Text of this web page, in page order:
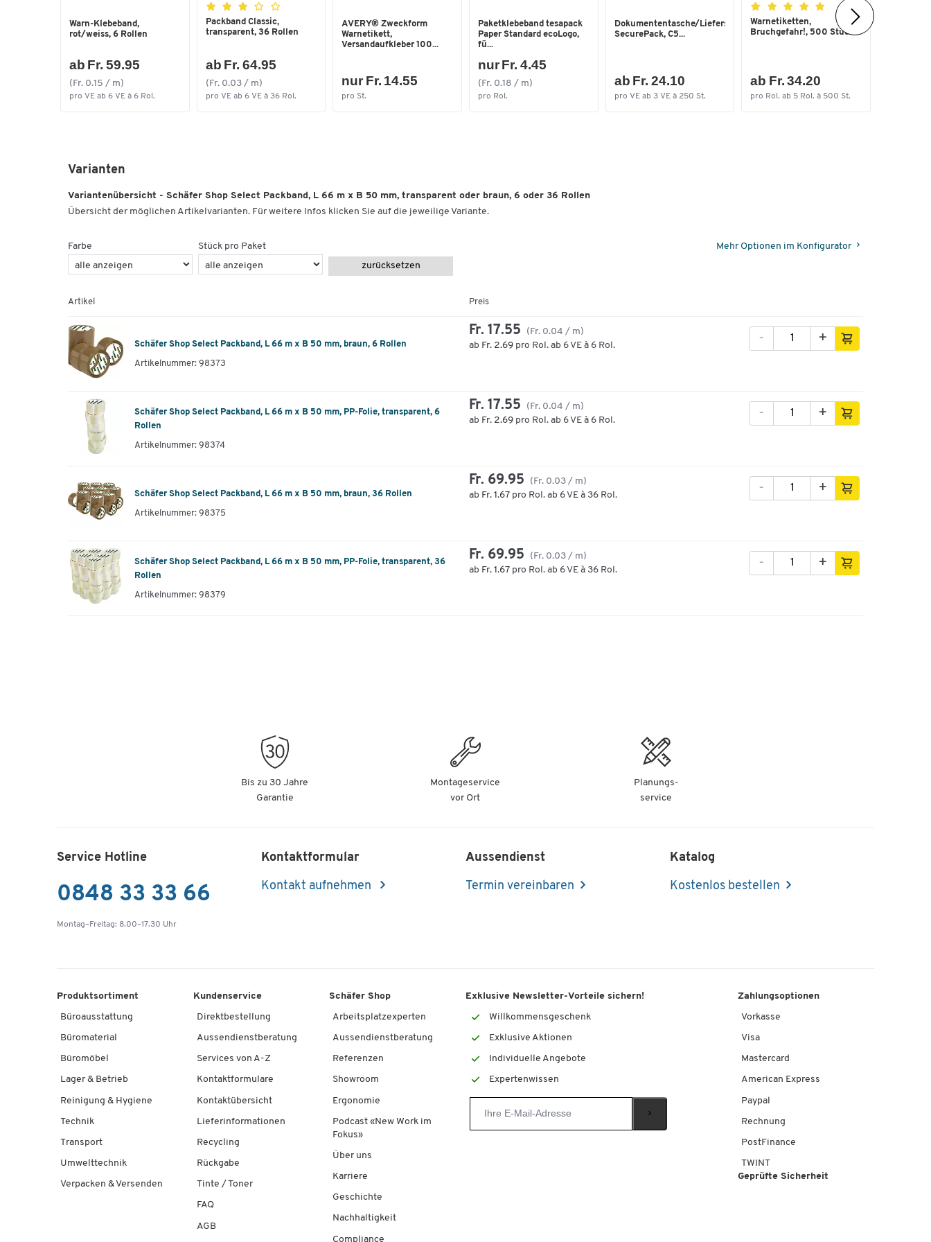
Warn-Klebeband,
rot/weiss, 6 Rollen
ab Fr. 59.95
(Fr. 0.15 / m)
pro VE ab 6 VE à 6 Rol.
Packband Classic,
transparent, 36 Rollen
ab Fr. 64.95
(Fr. 0.03 / m)
pro VE ab 6 VE à 36 Rol.
AVERY® Zweckform
Warnetikett,
Versandaufkleber 100...
nur Fr. 14.55
pro St.
Paketklebeband tesapack
Paper Standard ecoLogo,
fü...
nur Fr. 4.45
(Fr. 0.18 / m)
pro Rol.
Dokumententasche/Lieferscheintasche
SecurePack, C5...
ab Fr. 24.10
pro VE ab 3 VE à 250 St.
Warnetiketten,
Bruchgefahr!, 500 Stück
ab Fr. 34.20
pro Rol. ab 5 Rol. à 500 St.
Varianten
Variantenübersicht - Schäfer Shop Select Packband, L 66 m x B 50 mm, transparent oder braun, 6 oder 36 Rollen
Übersicht der möglichen Artikelvarianten. Für weitere Infos klicken Sie auf die jeweilige Variante.
Farbe
Stück pro Paket
zurücksetzen
Mehr Optionen im Konfigurator
Artikel Preis
Schäfer Shop Select Packband, L 66 m x B 50 mm, braun, 6 Rollen
Artikelnummer: 98373
Fr. 17.55
(Fr. 0.04 / m)
ab Fr. 2.69 pro Rol. ab 6 VE à 6 Rol.
+
-
Schäfer Shop Select Packband, L 66 m x B 50 mm, PP-Folie, transparent, 6
Rollen
Artikelnummer: 98374
Fr. 17.55
(Fr. 0.04 / m)
ab Fr. 2.69 pro Rol. ab 6 VE à 6 Rol.
+
-
Schäfer Shop Select Packband, L 66 m x B 50 mm, braun, 36 Rollen
Artikelnummer: 98375
Fr. 69.95
(Fr. 0.03 / m)
ab Fr. 1.67 pro Rol. ab 6 VE à 36 Rol.
+
-
Schäfer Shop Select Packband, L 66 m x B 50 mm, PP-Folie, transparent, 36
Rollen
Artikelnummer: 98379
Fr. 69.95
(Fr. 0.03 / m)
ab Fr. 1.67 pro Rol. ab 6 VE à 36 Rol.
+
-
Bis zu 30 Jahre
Garantie
Montageservice
vor Ort
Planungs-
service
Service Hotline
0848 33 33 66
Montag–Freitag: 8.00–17.30 Uhr
Kontaktformular
Kontakt aufnehmen
Aussendienst
Termin vereinbaren
Katalog
Kostenlos bestellen
Produktsortiment
Büroausstattung
Büromaterial
Büromöbel
Lager & Betrieb
Reinigung & Hygiene
Technik
Transport
Umwelttechnik
Verpacken & Versenden
Kundenservice
Direktbestellung
Aussendienstberatung
Services von A-Z
Kontaktformulare
Kontaktübersicht
Lieferinformationen
Recycling
Rückgabe
Tinte / Toner
FAQ
AGB
Schäfer Shop
Arbeitsplatzexperten
Aussendienstberatung
Referenzen
Showroom
Ergonomie
Podcast «New Work im
Fokus»
Über uns
Karriere
Geschichte
Nachhaltigkeit
Compliance
Exklusive Newsletter-Vorteile sichern!
Willkommensgeschenk
Exklusive Aktionen
Individuelle Angebote
Expertenwissen
Zahlungsoptionen
Vorkasse
Visa
Mastercard
American Express
Paypal
Rechnung
PostFinance
TWINT
Geprüfte Sicherheit